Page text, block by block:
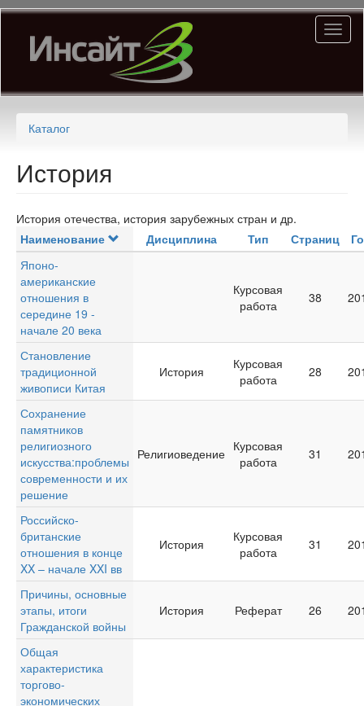
Перейти
основному
содержанию
Каталог
История
История отечества, история зарубежных стран и др.
Наименование
Дисциплина Тип Страниц
Японо-
американские
отношения в
середине 19 -
начале 20 века
Курсовая
работа
38
Становление
традиционной
живописи Китая
История
Курсовая
работа
28
Сохранение
памятников
религиозного
искусства:проблемы
современности и их
решение
Религиоведение Курсовая
работа
31
Российско-
британские
отношения в конце
XX – начале XXI вв
История
Курсовая
работа
31
Причины, основные
этапы, итоги
Гражданской войны
История Реферат 26
Общая
характеристика
торгово-
экономических